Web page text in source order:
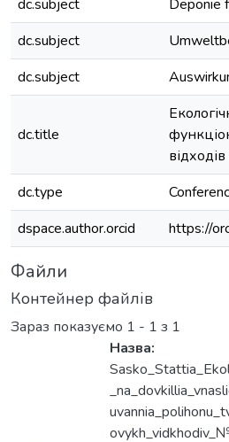
dc.subject
Deponie
dc.subject
dc.subject
dc.title
dc.type
dspace.author.orcid
https://
Файли
Контейнер файлів
Зараз показуємо 1 - 1 з 1
Назва: